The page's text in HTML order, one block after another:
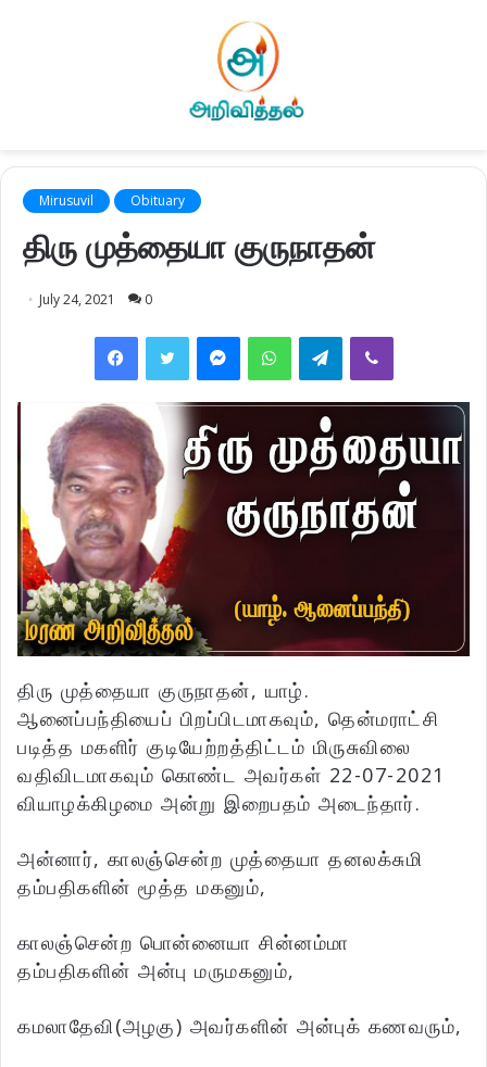
Mirusuvil Obituary
திரு முத்தையா குருநாதன்
July 24, 2021 0
FacebookTwitter MessengerWhatsAppTelegramViber
திரு முத்தையா குருநாதன், யாழ்.
ஆனைப்பந்தியைப் பிறப்பிடமாகவும், தென்மராட்சி
படித்த மகளிர் குடியேற்றத்திட்டம் மிருசுவிலை
வதிவிடமாகவும் கொண்ட அவர்கள் 22-07-2021
வியாழக்கிழமை அன்று இறைபதம் அடைந்தார்.
அன்னார், காலஞ்சென்ற முத்தையா தனலக்சுமி
தம்பதிகளின் மூத்த மகனும்,
காலஞ்சென்ற பொன்னையா சின்னம்மா
தம்பதிகளின் அன்பு மருமகனும்,
கமலாதேவி(அழகு) அவர்களின் அன்புக் கணவரும்,